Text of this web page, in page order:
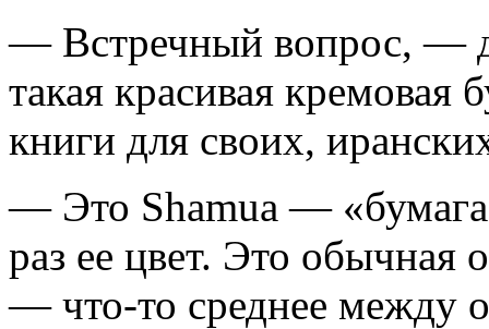
— Встречный вопрос, —
такая красивая кремовая
книги для своих,
— Это Shamua —
раз ее цвет. Это обычная
— что-то среднее между